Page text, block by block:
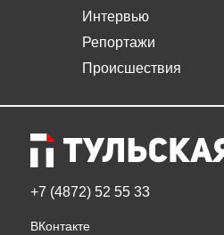
Интервью
Репортажи
Происшествия
+7 (4872) 52 55 33
ВКонтакте